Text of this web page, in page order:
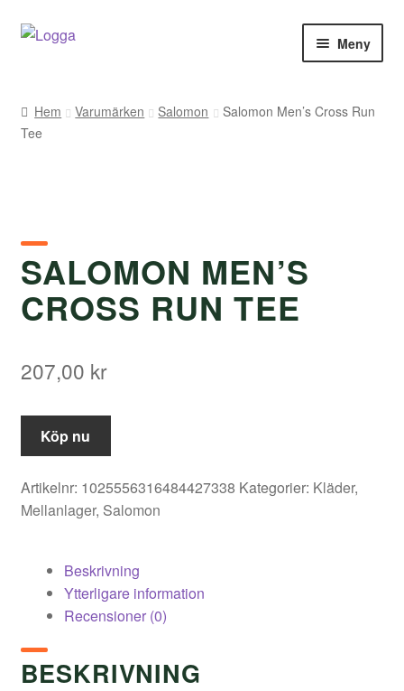
Hoppa
Hoppa
Meny
Kontakt
Varumärken
Väljare
Hem Varumärken Salomon
Salomon Men’s Cross Run
Tee
SALOMON MEN’S
CROSS RUN TEE
207,00 kr
Köp nu
Artikelnr: 1025556316484427338 Kategorier: Kläder,
Mellanlager, Salomon
Beskrivning
Ytterligare information
Recensioner (0)
BESKRIVNING